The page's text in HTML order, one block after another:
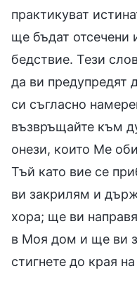
практикуват
ще бъдат отсечени
бедствие. Тези
да ви предупредят
си съгласно
възвръщайте към
онези, които Ме
Тъй като вие се
ви закрилям и
хора; ще ви
в Моя дом и ще ви
стигнете до края